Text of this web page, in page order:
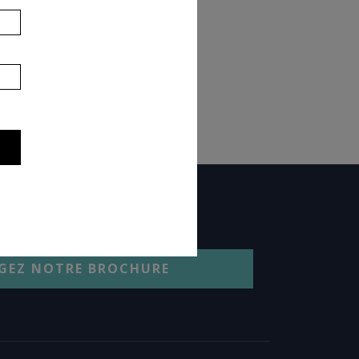
NOTRE BROCHURE